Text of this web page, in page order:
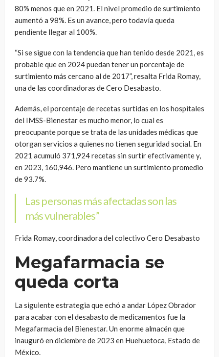
80% menos que en 2021. El nivel promedio de surtimiento
aumentó a 98%. Es un avance, pero todavía queda
pendiente llegar al 100%.
“Si se sigue con la tendencia que han tenido desde 2021, es
probable que en 2024 puedan tener un porcentaje de
surtimiento más cercano al de 2017”, resalta Frida Romay,
una de las coordinadoras de Cero Desabasto.
Además, el porcentaje de recetas surtidas en los hospitales
del IMSS-Bienestar es mucho menor, lo cual es
preocupante porque se trata de las unidades médicas que
otorgan servicios a quienes no tienen seguridad social. En
2021 acumuló 371,924 recetas sin surtir efectivamente y,
en 2023, 160,946. Pero mantiene un surtimiento promedio
de 93.7%.
Las personas más afectadas son las
más vulnerables”
Frida Romay, coordinadora del colectivo Cero Desabasto
Megafarmacia se
queda corta
La siguiente estrategia que echó a andar López Obrador
para acabar con el desabasto de medicamentos fue la
Megafarmacia del Bienestar. Un enorme almacén que
inauguró en diciembre de 2023 en Huehuetoca, Estado de
México.